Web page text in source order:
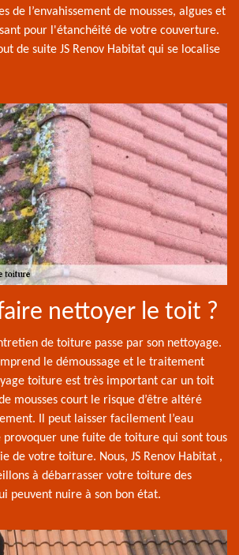
de l’envahissement de mousses, algues et
pour l'étanchéité de votre couverture.
de suite JS Renov Habitat qui se localise
nettoyer le toit ?
de toiture passe par son nettoyage.
le démoussage et le traitement
toiture est très important car un toit
mousses court le risque d’être altéré
Il peut laisser facilement l’eau
provoquer une fuite de toiture qui sont tous
de votre toiture. Nous, JS Renov Habitat ,
à débarrasser votre toiture des
peuvent nuire à son bon état.